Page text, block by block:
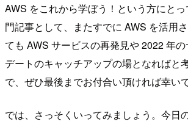
AWS をこれから学ぼう！という方にと
門記事として、またすでに AWS を活用
ても AWS サービスの再発見や 2022 年
デートのキャッチアップの場となればと
で、ぜひ最後までお付合い頂ければ幸いで
では、さっそくいってみましょう。今日